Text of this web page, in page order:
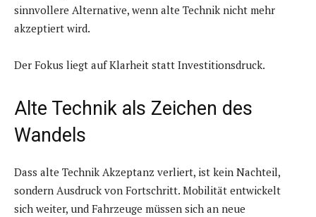
sinnvollere Alternative, wenn alte Technik nicht mehr
akzeptiert wird.
Der Fokus liegt auf Klarheit statt Investitionsdruck.
Alte Technik als Zeichen des
Wandels
Dass alte Technik Akzeptanz verliert, ist kein Nachteil,
sondern Ausdruck von Fortschritt. Mobilität entwickelt
sich weiter, und Fahrzeuge müssen sich an neue